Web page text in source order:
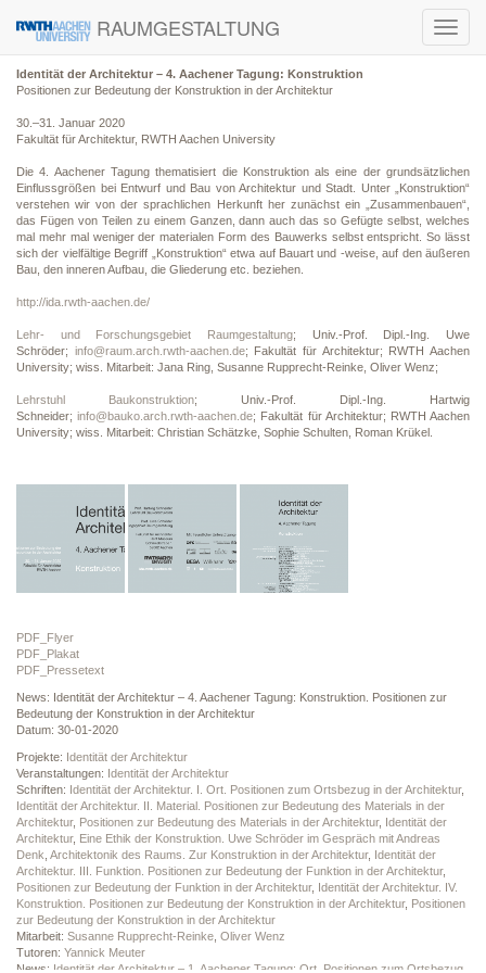
RAUMGESTALTUNG
Identität der Architektur – 4. Aachener Tagung: Konstruktion
Positionen zur Bedeutung der Konstruktion in der Architektur
​30.–31. Januar 2020
Fakultät für Architektur, RWTH Aachen University
Die 4. Aachener Tagung thematisiert die Konstruktion als eine der grundsätzlichen
Einflussgrößen bei Entwurf und Bau von Architektur und Stadt. Unter „Konstruktion“
verstehen wir von der sprachlichen Herkunft her zunächst ein „Zusammenbauen“,
das Fügen von Teilen zu einem Ganzen, dann auch das so Gefügte selbst, welches
mal mehr mal weniger der materialen Form des Bauwerks selbst entspricht. So lässt
sich der vielfältige Begriff „Konstruktion“ etwa auf Bauart und -weise, auf den äußeren
Bau, den inneren Aufbau, die Gliederung etc. beziehen.
http://ida.rwth-aachen.de/
Lehr- und Forschungsgebiet Raumgestaltung; Univ.-Prof. Dipl.-Ing. Uwe
Schröder; info@raum.arch.rwth-aachen.de; Fakultät für Architektur; RWTH Aachen
University; wiss. Mitarbeit: Jana Ring, Susanne Rupprecht-Reinke, Oliver Wenz;
Lehrstuhl Baukonstruktion; Univ.-Prof. Dipl.-Ing. Hartwig
Schneider;info@bauko.arch.rwth-aachen.de; Fakultät für Architektur; RWTH Aachen
University; wiss. Mitarbeit: Christian Schätzke, Sophie Schulten, Roman Krükel.
PDF_Flyer
PDF_Plakat
PDF_Pressetext
News: Identität der Architektur – 4. Aachener Tagung: Konstruktion. Positionen zur
Bedeutung der Konstruktion in der Architektur
Datum: 30-01-2020
Projekte: Identität der Architektur
Veranstaltungen: Identität der Architektur
Schriften: Identität der Architektur. I. Ort. Positionen zum Ortsbezug in der Architektur,
Identität der Architektur. II. Material. Positionen zur Bedeutung des Materials in der
Architektur, Positionen zur Bedeutung des Materials in der Architektur, Identität der
Architektur, Eine Ethik der Konstruktion. Uwe Schröder im Gespräch mit Andreas
Denk Architektonik des Raums. Zur Konstruktion in der Architektur, Identität der
Architektur. III. Funktion. Positionen zur Bedeutung der Funktion in der Architektur,
Positionen zur Bedeutung der Funktion in der Architektur, Identität der Architektur. IV.
Konstruktion. Positionen zur Bedeutung der Konstruktion in der Architektur, Positionen
zur Bedeutung der Konstruktion in der Architektur
Mitarbeit: Susanne Rupprecht-Reinke Oliver Wenz
Tutoren: Yannick Meuter
News: Identität der Architektur – 1. Aachener Tagung: Ort. Positionen zum Ortsbezug